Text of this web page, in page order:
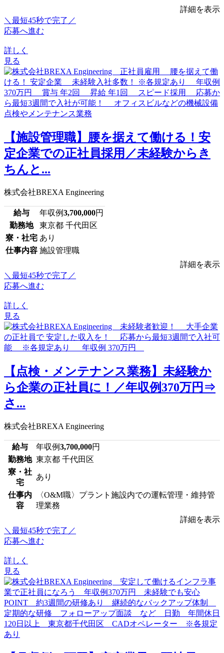
詳細を表示
＼最短45秒で完了／
応募へ進む
詳しく
見る
【施設管理職】腰を据えて働ける！安
定企業での正社員採用／未経験からき
ちんと...
株式会社BREXA Engineering
給与 年収例3,700,000円
勤務地
東京都 千代田区
寮・社宅 あり
仕事内容 施設管理職
詳細を表示
＼最短45秒で完了／
応募へ進む
詳しく
見る
【点検・メンテナンス業務】未経験か
ら企業の正社員に！／年収例370万円⇒
さ...
株式会社BREXA Engineering
給与 年収例3,700,000円
勤務地 東京都 千代田区
寮・社
宅
あり
仕事内
容
〈O&M職〉プラント施設内での運転管理・維持管
理業務
詳細を表示
＼最短45秒で完了／
応募へ進む
詳しく
見る